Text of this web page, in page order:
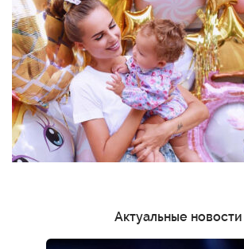
Актуальные новости